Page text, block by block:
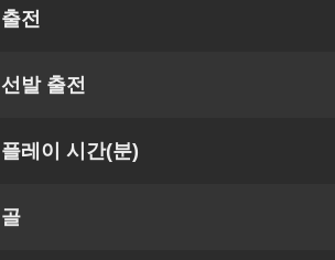
출전
선발 출전
플레이 시간(분)
골